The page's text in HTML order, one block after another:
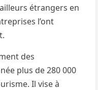
étrangers en
l’ont
des
plus de 280 000
Il vise à